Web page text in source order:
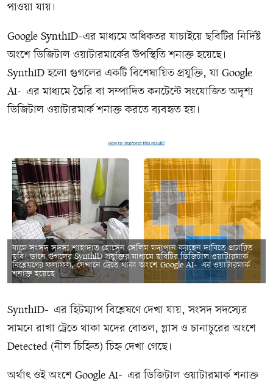
পাওয়া যায়।
Google SynthID–এর মাধ্যমে অধিকতর যাচাইয়ে ছবিটির নির্দিষ্ট
অংশে ডিজিটাল ওয়াটারমার্কের উপস্থিতি শনাক্ত হয়েছে।
SynthID হলো গুগলের একটি বিশেষায়িত প্রযুক্তি, যা Google
AI-এর মাধ্যমে তৈরি বা সম্পাদিত কনটেন্টে সংযোজিত অদৃশ্য
ডিজিটাল ওয়াটারমার্ক শনাক্ত করতে ব্যবহৃত হয়।
বামে সংসদ সদস্য শাহাদাত হোসেন সেলিম মদ্যপান করছেন দাবিতে প্রচারিত
ছবি। ডানে গুগলের SynthID প্রযুক্তির মাধ্যমে ছবিটির ডিজিটাল ওয়াটারমার্ক
বিশ্লেষণের ফলাফল, যেখানে ট্রেতে থাকা অংশে Google AI-এর ওয়াটারমার্ক
শনাক্ত হয়েছে
SynthID-এর হিটম্যাপ বিশ্লেষণে দেখা যায়, সংসদ সদস্যের
সামনে রাখা ট্রেতে থাকা মদের বোতল, গ্লাস ও চানাচুরের অংশে
Detected (নীল চিহ্নিত) চিহ্ন দেখা গেছে।
অর্থাৎ ওই অংশে Google AI-এর ডিজিটাল ওয়াটারমার্ক শনাক্ত